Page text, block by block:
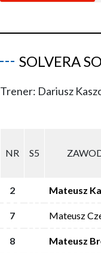
SOLVERA
Trener: Dariusz
NR S5
2 Mateusz
7 Mateusz
8 Mateusz
NR S5
2 Mateusz
7 Mateusz
8 Mateusz